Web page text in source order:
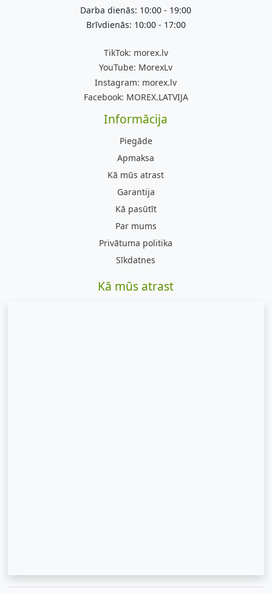
Darba dienās: 10:00 - 19:00
Brīvdienās: 10:00 - 17:00
TikTok: morex.lv
YouTube: MorexLv
Instagram: morex.lv
Facebook: MOREX.LATVIJA
Informācija
Piegāde
Apmaksa
Kā mūs atrast
Garantija
Kā pasūtīt
Par mums
Privātuma politika
Sīkdatnes
Kā mūs atrast